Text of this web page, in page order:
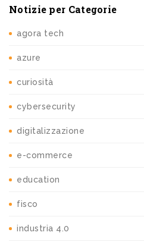
Notizie per Categorie
agora tech
azure
curiosità
cybersecurity
digitalizzazione
e-commerce
education
fisco
industria 4.0